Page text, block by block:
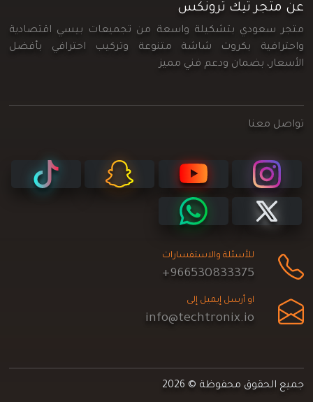
عن متجر تيك ترونكس
متجر سعودي بتشكيلة واسعة من تجميعات بيسي اقتصادية
واحترافية بكروت شاشة متنوعة وتركيب احترافي بأفضل
الأسعار، بضمان ودعم فني مميز
تواصل معنا
للأسئلة والاستفسارات
+966530833375
او أرسل إيميل إلى
info@techtronix.io
جميع الحقوق محفوظة © 2026